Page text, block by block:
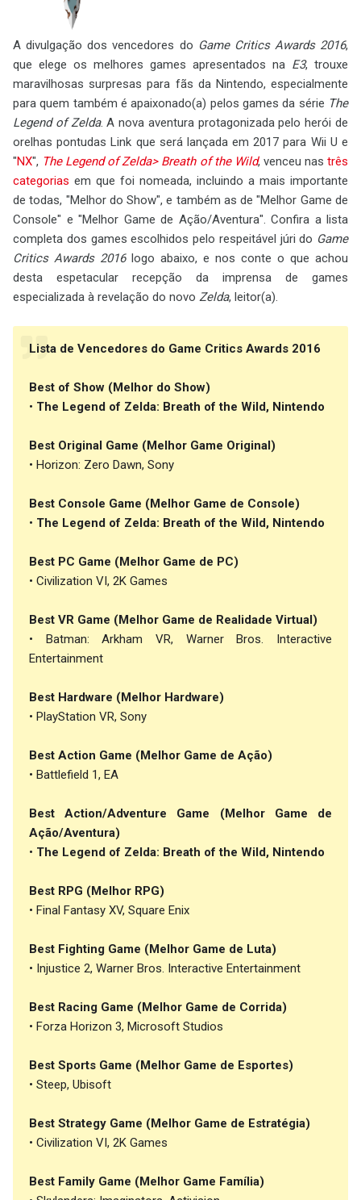
A divulgação dos vencedores do Game Critics Awards 2016,
que elege os melhores games apresentados na E3, trouxe
maravilhosas surpresas para fãs da Nintendo, especialmente
para quem também é apaixonado(a) pelos games da série The
Legend of Zelda. A nova aventura protagonizada pelo herói de
orelhas pontudas Link que será lançada em 2017 para Wii U e
"NX", The Legend of Zelda> Breath of the Wild, venceu nastrês
categorias em que foi nomeada, incluindo a mais importante
de todas, "Melhor do Show", e também as de "Melhor Game de
Console" e "Melhor Game de Ação/Aventura". Confira a lista
completa dos games escolhidos pelo respeitável júri do Game
Critics Awards 2016logo abaixo, e nos conte o que achou
desta espetacular recepção da imprensa de games
especializada à revelação do novo Zelda, leitor(a).
Lista de Vencedores do Game Critics Awards 2016
Best of Show (Melhor do Show)
• The Legend of Zelda: Breath of the Wild, Nintendo
Best Original Game (Melhor Game Original)
• Horizon: Zero Dawn, Sony
Best Console Game (Melhor Game de Console)
• The Legend of Zelda: Breath of the Wild, Nintendo
Best PC Game (Melhor Game de PC)
• Civilization VI, 2K Games
Best VR Game (Melhor Game de Realidade Virtual)
• Batman: Arkham VR, Warner Bros. Interactive
Entertainment
Best Hardware (Melhor Hardware)
• PlayStation VR, Sony
Best Action Game (Melhor Game de Ação)
• Battlefield 1, EA
Best Action/Adventure Game (Melhor Game de
Ação/Aventura)
• The Legend of Zelda: Breath of the Wild, Nintendo
Best RPG (Melhor RPG)
• Final Fantasy XV, Square Enix
Best Fighting Game (Melhor Game de Luta)
• Injustice 2, Warner Bros. Interactive Entertainment
Best Racing Game (Melhor Game de Corrida)
• Forza Horizon 3, Microsoft Studios
Best Sports Game (Melhor Game de Esportes)
• Steep, Ubisoft
Best Strategy Game (Melhor Game de Estratégia)
• Civilization VI, 2K Games
Best Family Game (Melhor Game Família)